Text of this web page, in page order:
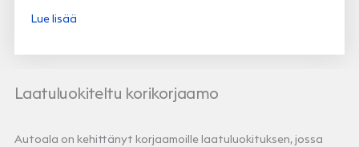
Lue lisää
Laatuluokiteltu korikorjaamo
Autoala on kehittänyt korjaamoille laatuluokituksen, jossa